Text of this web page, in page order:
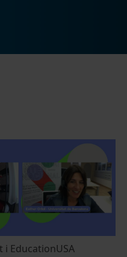
i EducationUSA